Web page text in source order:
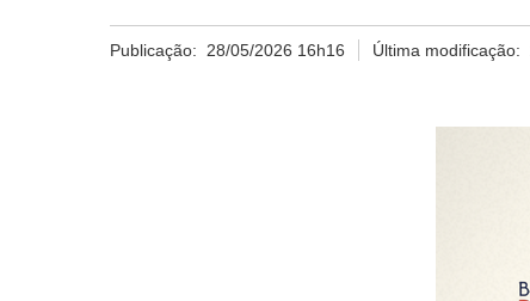
Publicação: 28/05/2026 16h16 Última modificação: